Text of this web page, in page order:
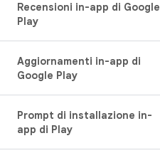
Recensioni in-app di Google
Play
Aggiornamenti in-app di
Google Play
Prompt di installazione in-
app di Play